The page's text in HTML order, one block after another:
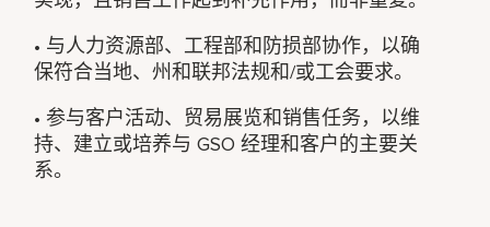
• 与人力资源部、工程部和防损部协作，以确
保符合当地、州和联邦法规和/或工会要求。
• 参与客户活动、贸易展览和销售任务，以维
持、建立或培养与 GSO 经理和客户的主要关
系。